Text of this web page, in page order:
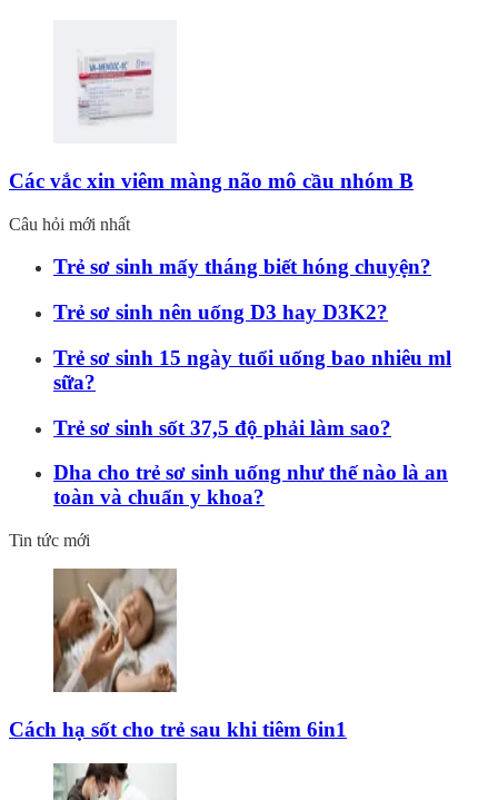
Các vắc xin viêm màng não mô cầu nhóm B
Câu hỏi mới nhất
Trẻ sơ sinh mấy tháng biết hóng chuyện?
Trẻ sơ sinh nên uống D3 hay D3K2?
Trẻ sơ sinh 15 ngày tuổi uống bao nhiêu ml
sữa?
Trẻ sơ sinh sốt 37,5 độ phải làm sao?
Dha cho trẻ sơ sinh uống như thế nào là an
toàn và chuẩn y khoa?
Tin tức mới
Cách hạ sốt cho trẻ sau khi tiêm 6in1